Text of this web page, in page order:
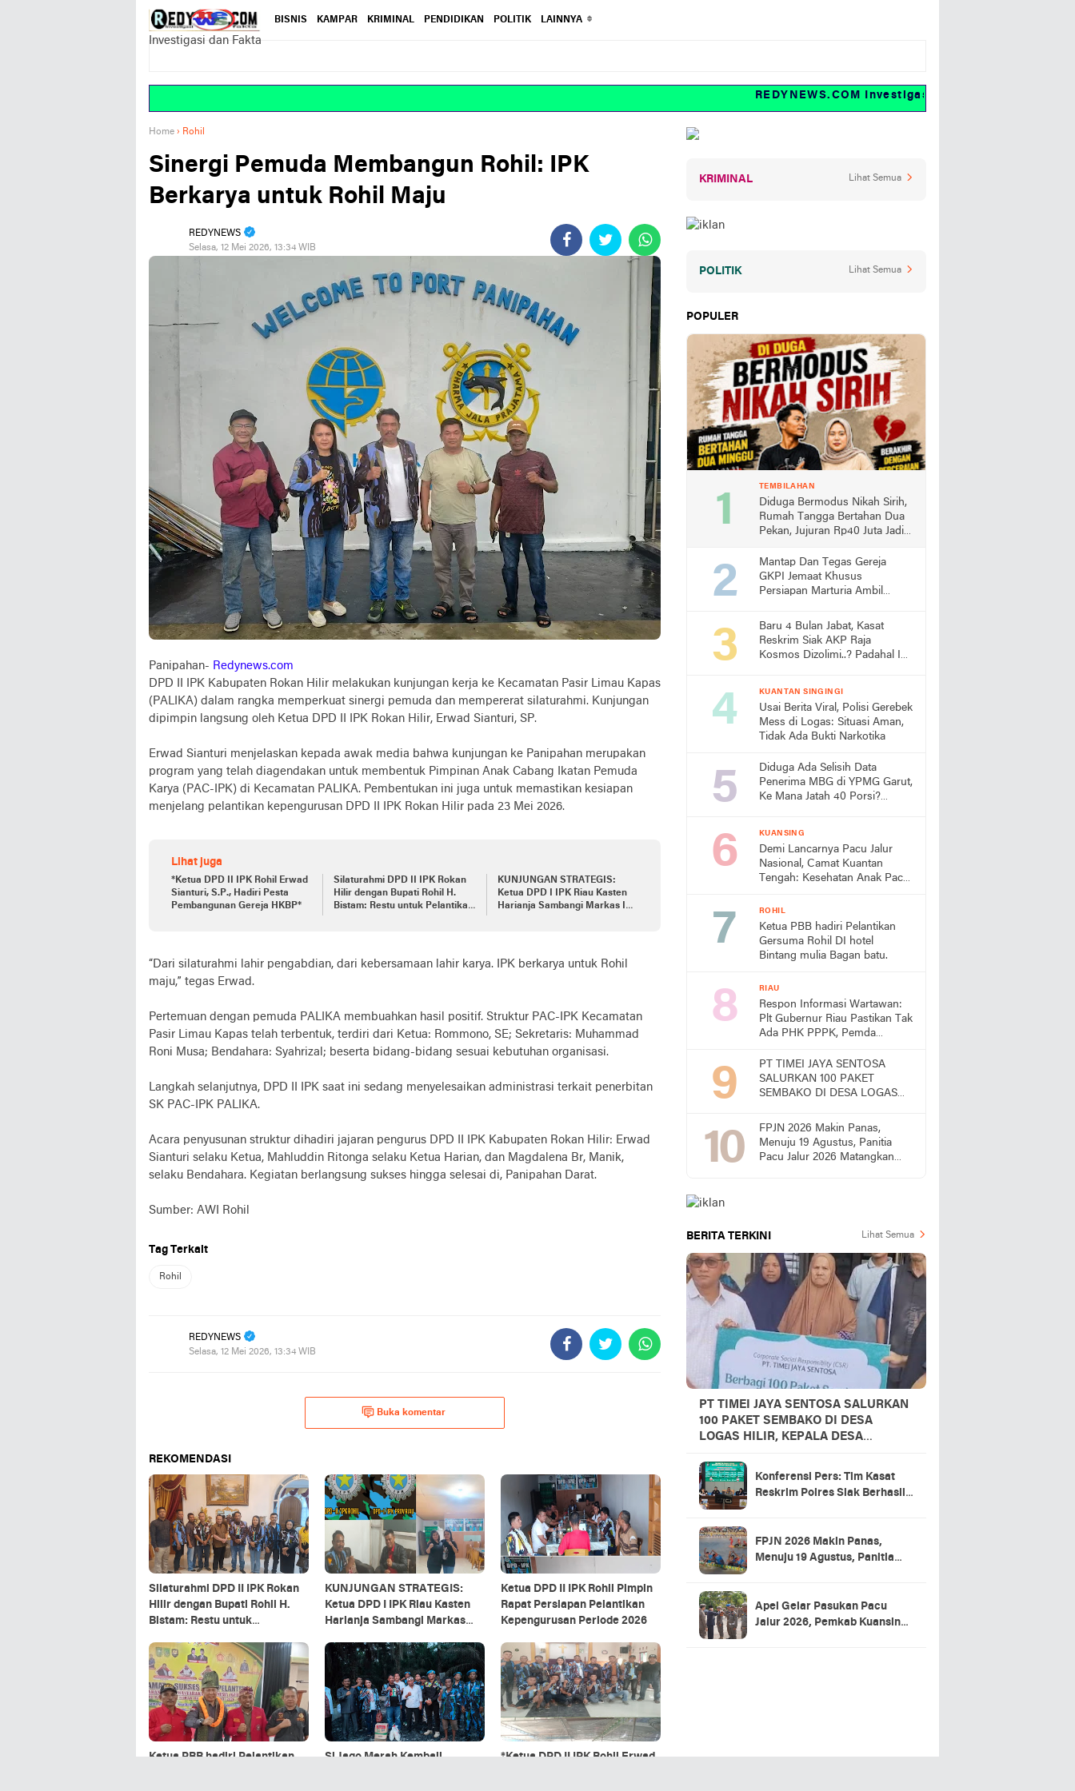
Investigasi dan Fakta
BISNIS KAMPAR KRIMINAL PENDIDIKAN POLITIK LAINNYA
REDYNEWS.COM Investigasi dan fakta
Home › Rohil
Sinergi Pemuda Membangun Rohil: IPK
Berkarya untuk Rohil Maju
REDYNEWS
Selasa, 12 Mei 2026, 13:34 WIB
Panipahan- Redynews.com
DPD II IPK Kabupaten Rokan Hilir melakukan kunjungan kerja ke Kecamatan Pasir Limau Kapas
(PALIKA) dalam rangka memperkuat sinergi pemuda dan mempererat silaturahmi. Kunjungan
dipimpin langsung oleh Ketua DPD II IPK Rokan Hilir, Erwad Sianturi, SP.
Erwad Sianturi menjelaskan kepada awak media bahwa kunjungan ke Panipahan merupakan
program yang telah diagendakan untuk membentuk Pimpinan Anak Cabang Ikatan Pemuda
Karya (PAC-IPK) di Kecamatan PALIKA. Pembentukan ini juga untuk memastikan kesiapan
menjelang pelantikan kepengurusan DPD II IPK Rokan Hilir pada 23 Mei 2026.
Lihat juga
*Ketua DPD II IPK Rohil Erwad
Sianturi, S.P., Hadiri Pesta
Pembangunan Gereja HKBP*
Silaturahmi DPD II IPK Rokan
Hilir dengan Bupati Rohil H.
Bistam: Restu untuk Pelantikan
KUNJUNGAN STRATEGIS:
Ketua DPD I IPK Riau Kasten
Harianja Sambangi Markas IPK
“Dari silaturahmi lahir pengabdian, dari kebersamaan lahir karya. IPK berkarya untuk Rohil
maju,” tegas Erwad.
Pertemuan dengan pemuda PALIKA membuahkan hasil positif. Struktur PAC-IPK Kecamatan
Pasir Limau Kapas telah terbentuk, terdiri dari Ketua: Rommono, SE; Sekretaris: Muhammad
Roni Musa; Bendahara: Syahrizal; beserta bidang-bidang sesuai kebutuhan organisasi.
Langkah selanjutnya, DPD II IPK saat ini sedang menyelesaikan administrasi terkait penerbitan
SK PAC-IPK PALIKA.
Acara penyusunan struktur dihadiri jajaran pengurus DPD II IPK Kabupaten Rokan Hilir: Erwad
Sianturi selaku Ketua, Mahluddin Ritonga selaku Ketua Harian, dan Magdalena Br, Manik,
selaku Bendahara. Kegiatan berlangsung sukses hingga selesai di, Panipahan Darat.
Sumber: AWI Rohil
Tag Terkait
Rohil
REDYNEWS
Selasa, 12 Mei 2026, 13:34 WIB
Buka komentar
REKOMENDASI
Silaturahmi DPD II IPK Rokan
Hilir dengan Bupati Rohil H.
Bistam: Restu untuk
KUNJUNGAN STRATEGIS:
Ketua DPD I IPK Riau Kasten
Harianja Sambangi Markas
Pelantikan Akbar!
Ketua DPD II IPK Rohil Pimpin
Rapat Persiapan Pelantikan
Kepengurusan Periode 2026
Ketua PBB hadiri Pelantikan
Si Jago Merah Kembali
*Ketua DPD II IPK Rohil Erwad
KRIMINAL Lihat Semua
POLITIK Lihat Semua
POPULER
TEMBILAHAN
Diduga Bermodus Nikah Sirih,
Rumah Tangga Bertahan Dua
Pekan, Jujuran Rp40 Juta Jadi
Mantap Dan Tegas Gereja
GKPI Jemaat Khusus
Persiapan Marturia Ambil
Pertama lebih Awal
Baru 4 Bulan Jabat, Kasat
Reskrim Siak AKP Raja
Kosmos Dizolimi..? Padahal Ini
KUANTAN SINGINGI
Usai Berita Viral, Polisi Gerebek
Mess di Logas: Situasi Aman,
Tidak Ada Bukti Narkotika
Diduga Ada Selisih Data
Penerima MBG di YPMG Garut,
Ke Mana Jatah 40 Porsi?
KUANSING
Demi Lancarnya Pacu Jalur
Nasional, Camat Kuantan
Tengah: Kesehatan Anak Pacu
ROHIL
Ketua PBB hadiri Pelantikan
Gersuma Rohil DI hotel
Bintang mulia Bagan batu.
RIAU
Respon Informasi Wartawan:
Plt Gubernur Riau Pastikan Tak
Ada PHK PPPK, Pemda
PT TIMEI JAYA SENTOSA
SALURKAN 100 PAKET
SEMBAKO DI DESA LOGAS
UCAPKAN TERIMA KASIH
FPJN 2026 Makin Panas,
Menuju 19 Agustus, Panitia
Pacu Jalur 2026 Matangkan
BERITA TERKINI Lihat Semua
PT TIMEI JAYA SENTOSA SALURKAN
100 PAKET SEMBAKO DI DESA
LOGAS HILIR, KEPALA DESA
Konferensi Pers: Tim Kasat
Reskrim Polres Siak Berhasil
FPJN 2026 Makin Panas,
Menuju 19 Agustus, Panitia
Apel Gelar Pasukan Pacu
Jalur 2026, Pemkab Kuansing